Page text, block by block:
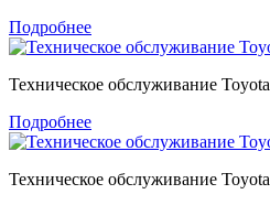
Подробнее
Техническое обслуживание Toyota
Подробнее
Техническое обслуживание Toyota